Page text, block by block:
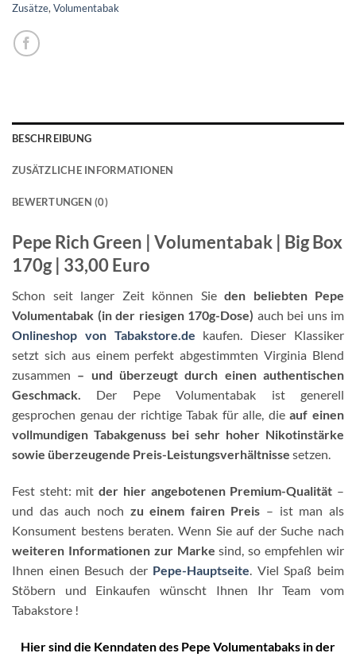
Zusätze, Volumentabak
BESCHREIBUNG
ZUSÄTZLICHE INFORMATIONEN
BEWERTUNGEN (0)
Pepe Rich Green | Volumentabak | Big Box
170g | 33,00 Euro
Schon seit langer Zeit können Sieden beliebten Pepe
Volumentabak (in der riesigen 170g-Dose) auch bei uns im
Onlineshop von Tabakstore.de kaufen. Dieser Klassiker
setzt sich aus einem perfekt abgestimmten Virginia Blend
zusammen – und überzeugt durch einen authentischen
Geschmack. Der Pepe Volumentabak ist generell
gesprochen genau der richtige Tabak für alle, dieauf einen
vollmundigen Tabakgenuss bei sehr hoher Nikotinstärke
sowie überzeugende Preis-Leistungsverhältnisse setzen.
Fest steht: mitder hier angebotenen Premium-Qualität –
und das auch noch zu einem fairen Preis – ist man als
Konsument bestens beraten. Wenn Sie auf der Suche nach
weiteren Informationen zur Marke sind, so empfehlen wir
Ihnen einen Besuch der Pepe-Hauptseite. Viel Spaß beim
Stöbern und Einkaufen wünscht Ihnen Ihr Team vom
Tabakstore !
Hier sind die Kenndaten des Pepe Volumentabaks in der